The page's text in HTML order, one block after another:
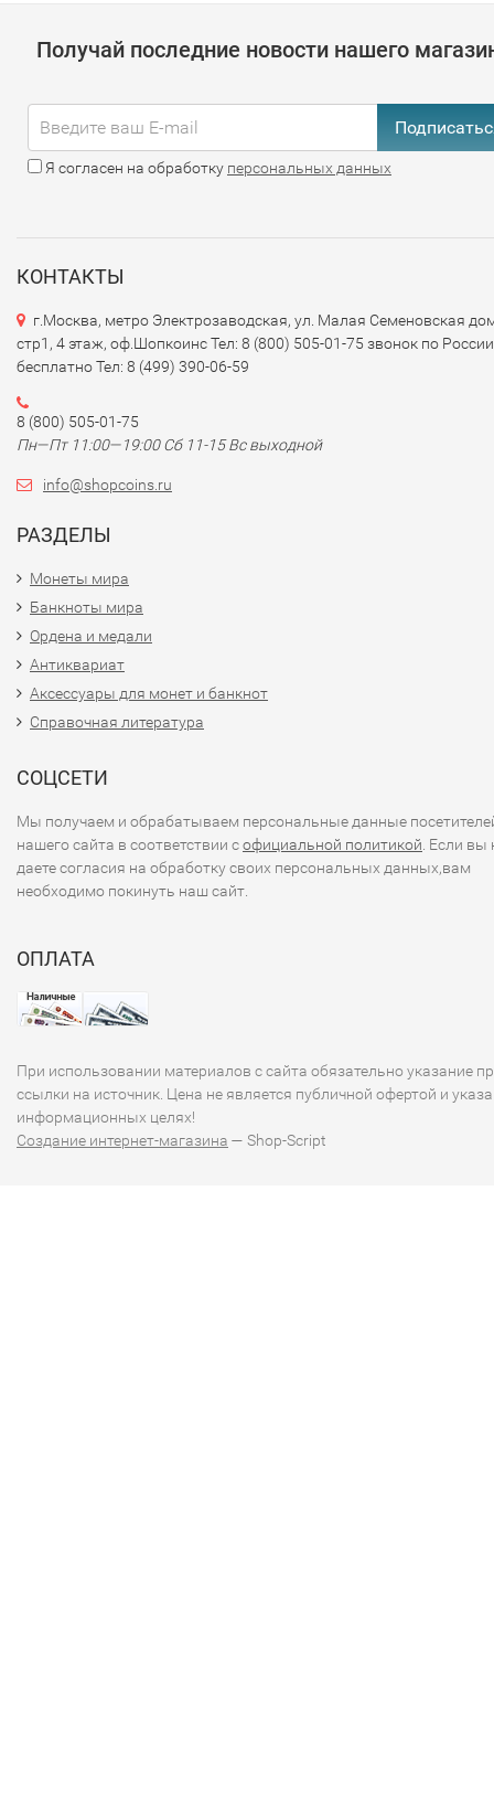
Получай последние новости нашего
Я согласен на обработку персональных данных
КОНТАКТЫ
г.Москва, метро Электрозаводская, ул. Малая Семеновская
стр1, 4 этаж, оф.Шопкоинс Тел: 8 (800) 505-01-75 звонок по России
бесплатно Тел: 8 (499) 390-06-59
8 (800) 505-01-75
Пн—Пт 11:00—19:00 Сб 11-15 Вс выходной
info@shopcoins.ru
РАЗДЕЛЫ
Монеты мира
Банкноты мира
Ордена и медали
Антиквариат
Аксессуары для монет и банкнот
Справочная литература
СОЦСЕТИ
Мы получаем и обрабатываем персональные данные
нашего сайта в соответствии софициальной политикой. Если вы
даете согласия на обработку своих персональных данных,вам
необходимо покинуть наш сайт.
ОПЛАТА
При использовании материалов с сайта обязательно указание
ссылки на источник. Цена не является публичной офертой и
информационных целях!
Создание интернет-магазина — Shop-Script